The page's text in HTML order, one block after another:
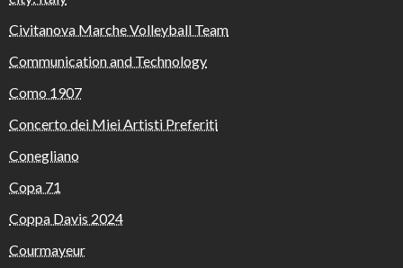
Civitanova Marche Volleyball Team
Communication and Technology
Como 1907
Concerto dei Miei Artisti Preferiti
Conegliano
Copa 71
Coppa Davis 2024
Courmayeur